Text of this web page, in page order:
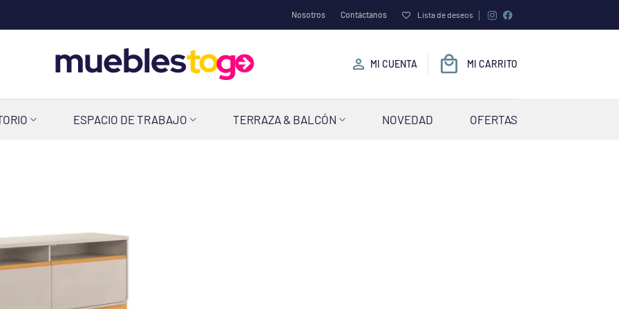
Nosotros Contáctanos Lista de deseos
MI CUENTA MI CARRITO
ESPACIO DE TRABAJO TERRAZA & BALCÓN NOVEDAD OFERTAS